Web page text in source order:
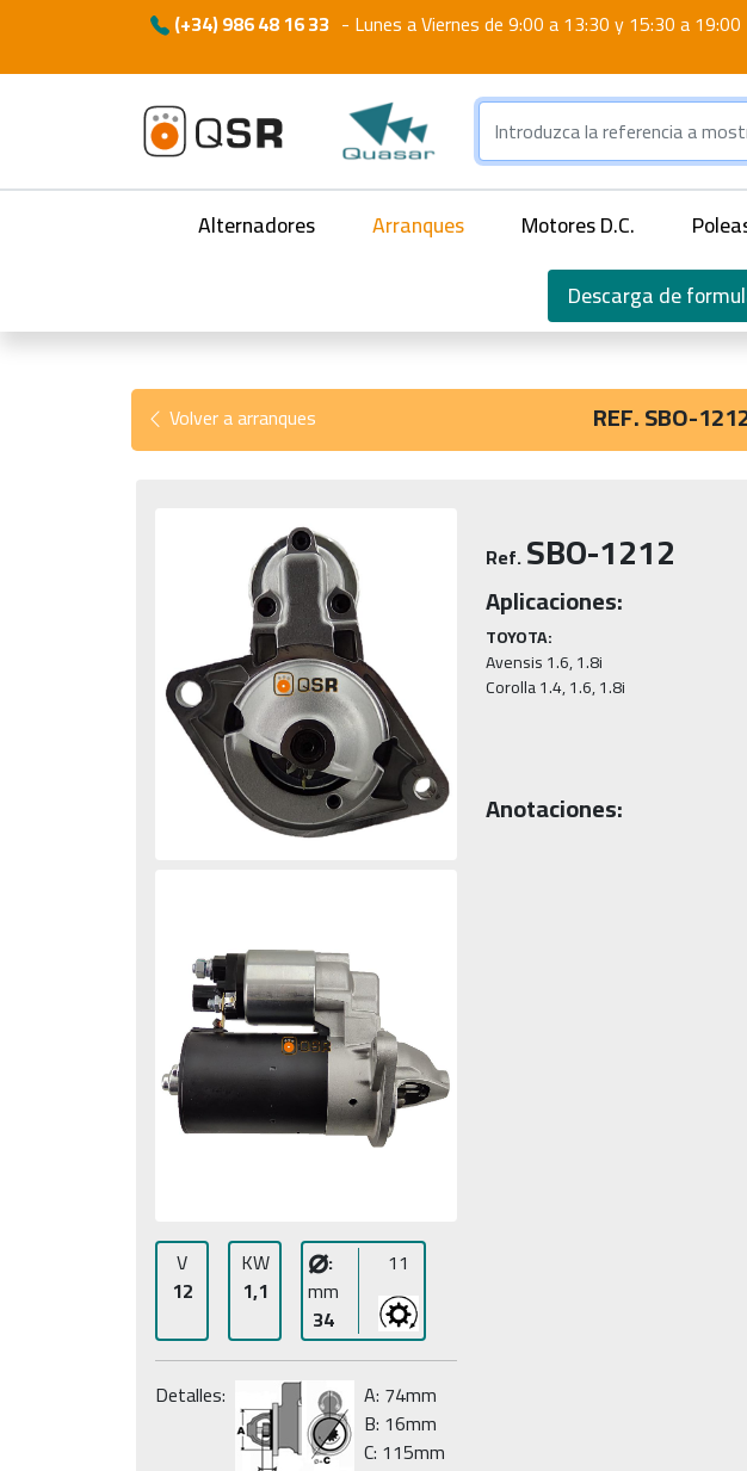
(+34) 986 48 16 33 - Lunes a Viernes de 9:00 a 13:30 y 15:30 a 19:00
Alternadores Arranques Motores D.C.
Descarga de
Volver a arranques REF. SBO-
V
12
KW
1,1
⌀:
mm
34
11
Detalles:
A: 74mm
B: 16mm
C: 115mm
Ref.SBO-1212
Aplicaciones:
TOYOTA:
Avensis 1.6, 1.8i
Corolla 1.4, 1.6, 1.8i
Anotaciones: